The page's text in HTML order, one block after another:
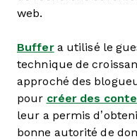
web.
Buffera utilisé le
technique de
approché des
pour créer des
leur a permis
bonne autorité de